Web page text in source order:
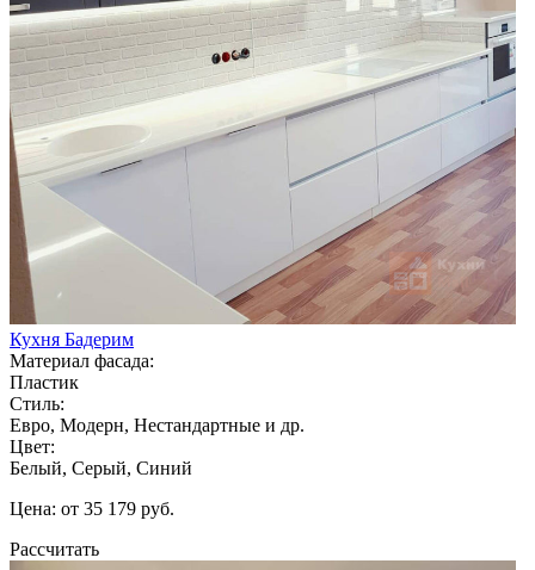
Кухня Бадерим
Материал фасада:
Пластик
Стиль:
Евро, Модерн, Нестандартные и др.
Цвет:
Белый, Серый, Синий
Цена: от 35 179 руб.
Рассчитать